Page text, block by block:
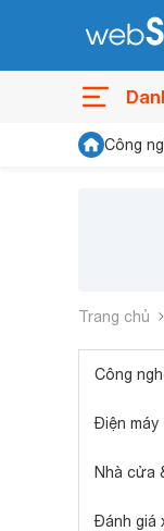
Công
Trang chủ
Công
Điện máy
Nhà cửa
Đánh giá